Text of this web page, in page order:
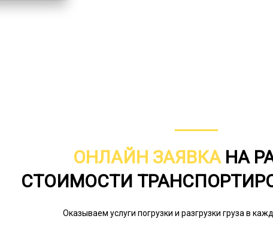
ОНЛАЙН ЗАЯВКАНА
СТОИМОСТИ
Оказываем услуги погрузки и разгрузки груза в